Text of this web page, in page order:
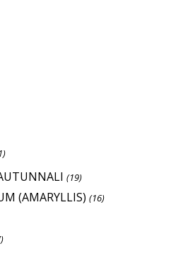
(19)
(AMARYLLIS) (16)